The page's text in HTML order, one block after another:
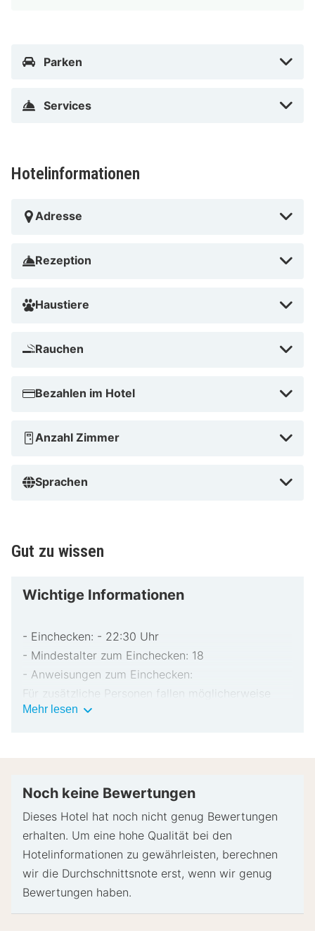
Parken
Services
Hotelinformationen
Adresse
Rezeption
Haustiere
Rauchen
Bezahlen im Hotel
Anzahl Zimmer
Sprachen
Gut zu wissen
Wichtige Informationen
- Einchecken: - 22:30 Uhr
- Mindestalter zum Einchecken: 18
- Anweisungen zum Einchecken:
Für zusätzliche Personen fallen möglicherweise
Gebühren an, die abhängig von den Bestimmungen
bar für unvorhergesehene Aufwendungen verlangt.
versucht, Sonderwünschen entgegenzukommen,
Eventuell fallen zusätzliche Gebühren an.
Diese Unterkunft akzeptiert Kreditkarten; Bargeld
wird nicht akzeptiert.
Mehr lesen Wichtige
Noch keine Bewertungen
Dieses Hotel hat noch nicht genug Bewertungen
erhalten. Um eine hohe Qualität bei den
Hotelinformationen zu gewährleisten, berechnen
wir die Durchschnittsnote erst, wenn wir genug
Bewertungen haben.